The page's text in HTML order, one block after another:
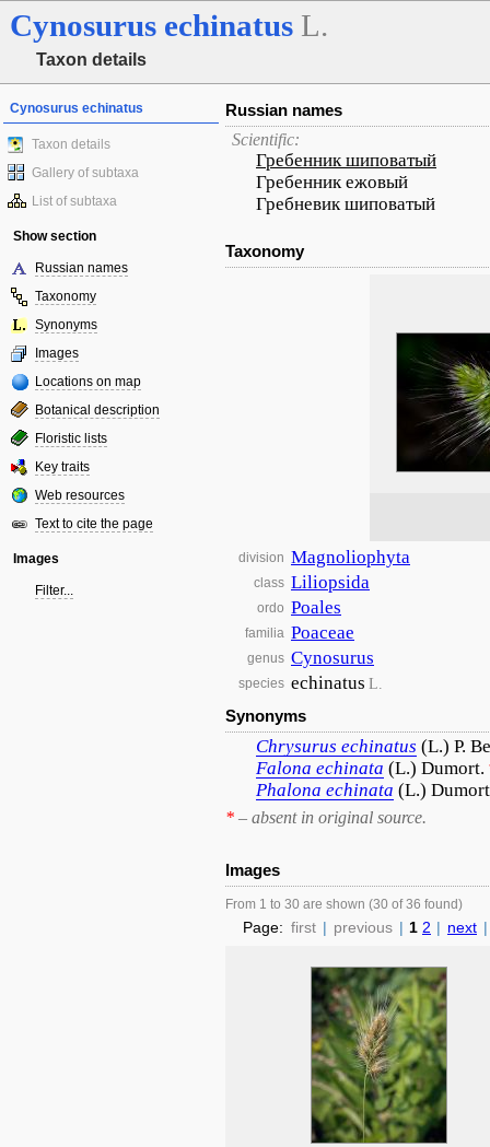
Cynosurus echinatus L.
Taxon details
Cynosurus echinatus
Taxon details
Gallery of subtaxa
List of subtaxa
Show section
Russian names
Taxonomy
Synonyms
Images
Locations on map
Botanical description
Floristic lists
Key traits
Web resources
Text to cite the page
Images
Filter...
Russian names
Scientific:
Гребенник шиповатый
Гребенник ежовый
Гребневик шиповатый
Taxonomy
division Magnoliophyta
class Liliopsida
ordo Poales
familia Poaceae
genus Cynosurus
species echinatus L.
Synonyms
Chrysurus echinatus (L.) P.
Falona echinata (L.) Dumort.
Phalona echinata (L.)
* – absent in original source.
Images
From 1 to 30 are shown (30 of 36 found)
Page: first | previous | 1 2 | next |